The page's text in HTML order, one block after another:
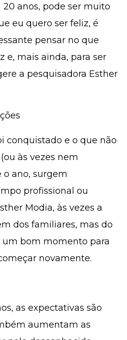
anos, pode ser muito
eu quero ser feliz, é
pensar no que
e, mais ainda, para ser
a pesquisadora Esther
conquistado e o que não
às vezes nem
ano, surgem
profissional ou
Modia, às vezes a
dos familiares, mas do
um bom momento para
novamente.
as expectativas são
aumentam as